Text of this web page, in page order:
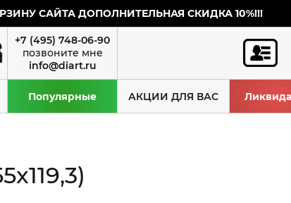
САЙТА ДОПОЛНИТЕЛЬНАЯ СКИДКА 10%!!!
+7 (495) 748-06-90
info@diart.ru
Популярные АКЦИИ ДЛЯ ВАС